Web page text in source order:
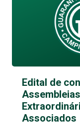
Edital de
Associados